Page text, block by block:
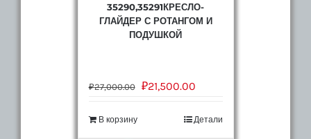
35290,35291КРЕСЛО-
ГЛАЙДЕР С РОТАНГОМ И
ПОДУШКОЙ
₽27,000.00 ₽21,500.00
В корзину Детали